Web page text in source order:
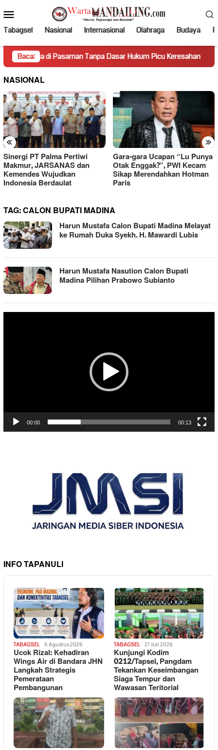
ke
kontenMobile
Tabagsel Nasional Internasional Olahraga Budaya
Baca:
di Pasaman Tanpa Dasar Hukum Picu Keresahan Truk
NASIONAL
« »
Sinergi PT Palma Pertiwi
Makmur, JARSANAS dan
Kemendes Wujudkan
Indonesia Berdaulat
Gara-gara Ucapan “Lu Punya
Otak Enggak?”, PWI Kecam
Sikap Merendahkan Hotman
Paris
TAG:CALON BUPATI MADINA
Harun Mustafa Calon Bupati Madina Melayat
ke Rumah Duka Syekh. H. Mawardi Lubis
Harun Mustafa Nasution Calon Bupati
Madina Pilihan Prabowo Subianto
00:00 00:13
INFO TAPANULI
TABAGSEL 6 Agustus 2026
Ucok Rizal: Kehadiran
Wings Air di Bandara JHN
Langkah Strategis
Pemerataan
Pembangunan
TABAGSEL 27 Juli 2026
Kunjungi Kodim
0212/Tapsel, Pangdam
Tekankan Keseimbangan
Siaga Tempur dan
Wawasan Teritorial